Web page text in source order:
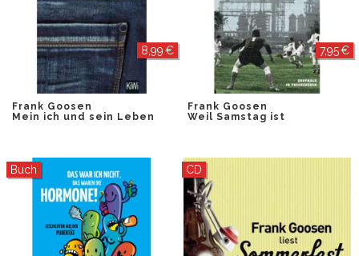
8,99 €
Frank Goosen
Mein ich und sein Leben
7,95 €
Frank Goosen
Weil Samstag ist
Buch CD